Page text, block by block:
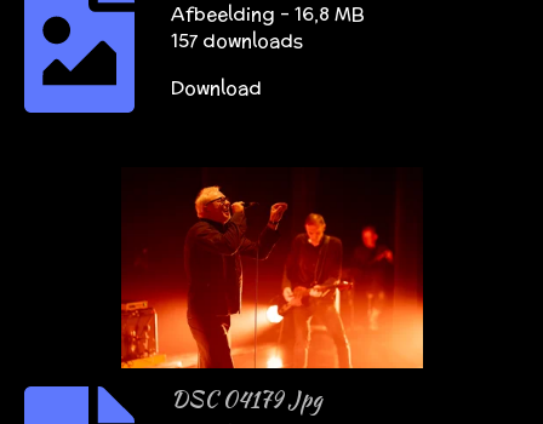
Afbeelding – 16,8 MB
157 downloads
Download
DSC 04179 Jpg